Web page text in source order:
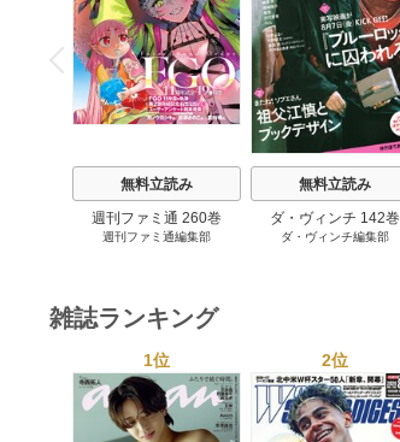
P
r
e
v
i
o
u
s
無料立読み
週刊ファミ通 260巻
週刊ファミ通編集部
無料立読み
ダ・ヴィンチ 142巻
ダ・ヴィンチ編集部
雑誌ランキング
1位 2位